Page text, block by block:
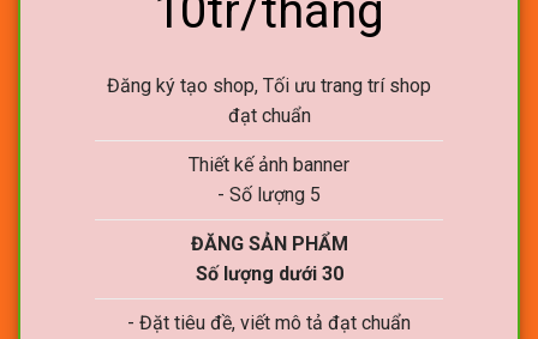
Đăng ký tạo shop, Tối ưu trang trí shop
đạt chuẩn
Thiết kế ảnh banner
- Số lượng 5
ĐĂNG SẢN PHẨM
Số lượng dưới 30
- Đặt tiêu đề, viết mô tả đạt chuẩn